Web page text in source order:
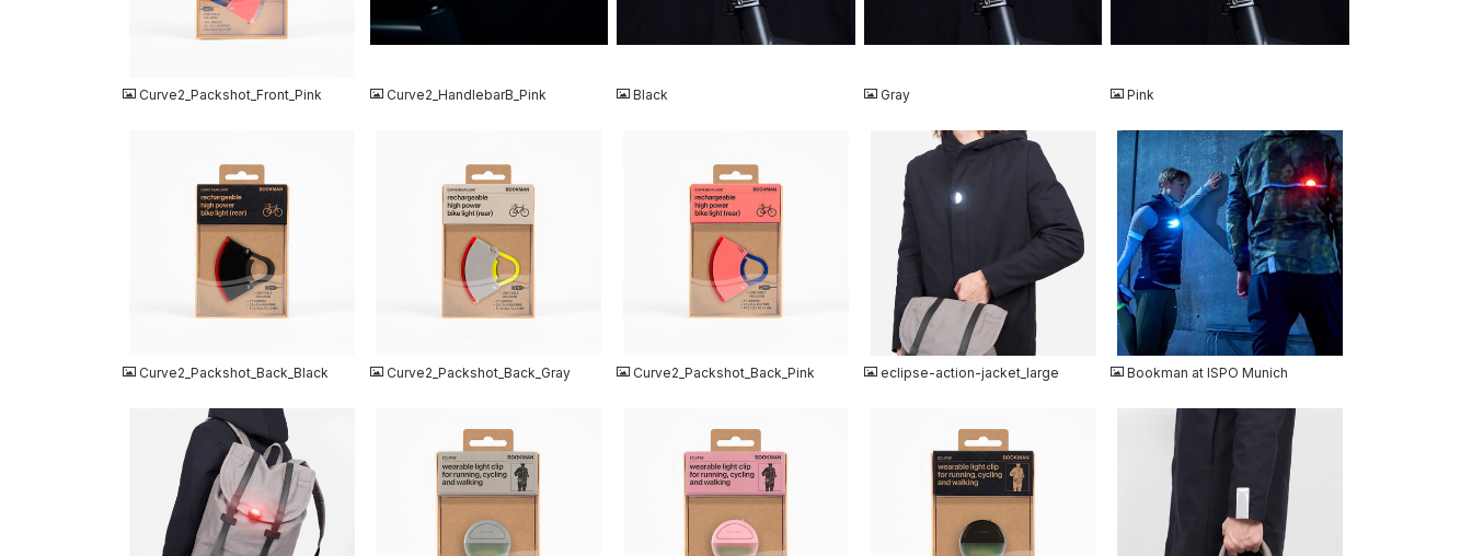
Curve2_Packshot_Front_Pink
JPG
Curve2_HandlebarB_Pink
JPG
Black
JPG
Gray
JPG
Pink
Curve2_Packshot_Back_Black Curve2_Packshot_Back_Gray Curve2_Packshot_Back_Pink
JPG
eclipse-action-jacket_large
JPG
Bookman at ISPO Munich